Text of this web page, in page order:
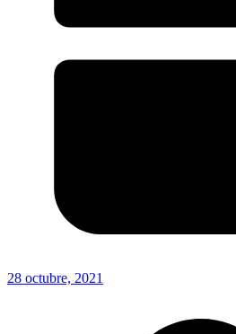
28 octubre, 2021